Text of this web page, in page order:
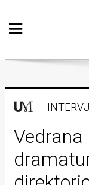
Početna
Vizualne
Teatar
Književnost
Muzika
Film
Vedrana